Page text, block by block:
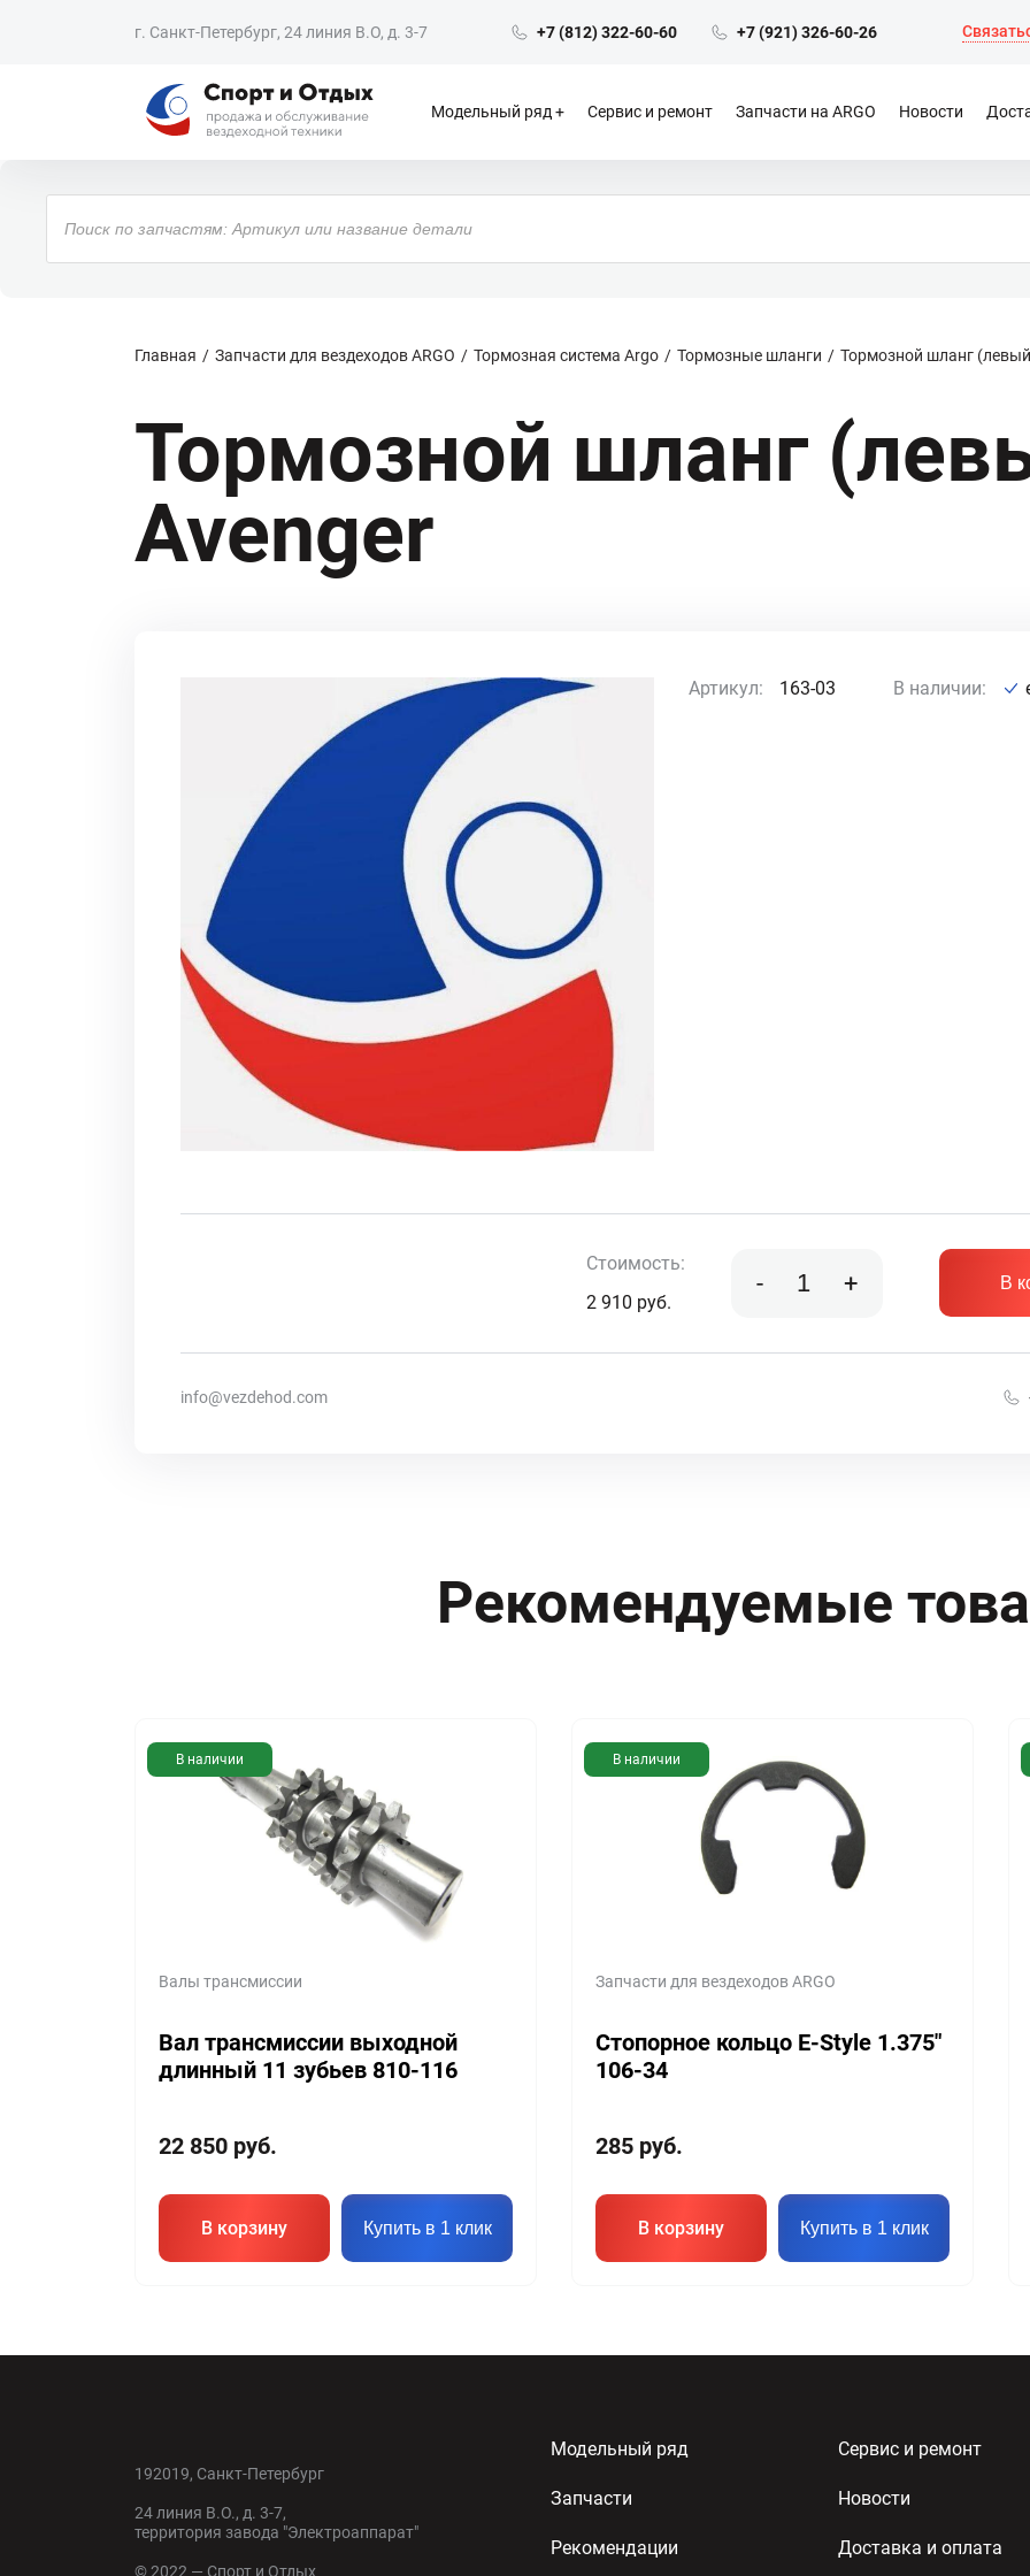
г. Санкт-Петербург, 24 линия В.О, д. 3-7 +7 (812) 322-60-60 +7 (921) 326-60-26
Модельный ряд Сервис и ремонт Запчасти на ARGO Новости
Поиск
товаров
Главная Запчасти для вездеходов ARGO Тормозная система Argo Тормозные шланги Тормозной шланг
Тормозной шланг
Avenger
Артикул: 163-03 В наличии:
Стоимость:
2 910 руб.
- + В
info@vezdehod.com
Рекомендуемые
В наличии
Валы трансмиссии
Вал трансмиссии выходной
длинный 11 зубьев 810-116
22 850 руб.
В корзину Купить в 1 клик
В наличии
Запчасти для вездеходов ARGO
Стопорное кольцо E-Style 1.375″
106-34
285 руб.
В корзину Купить в 1 клик
Модельный ряд Сервис и ремонт
Запчасти Новости
Рекомендации Доставка и оплата
192019, Санкт-Петербург
24 линия В.О., д. 3-7,
территория завода "Электроаппарат"
© 2022 — Спорт и Отдых